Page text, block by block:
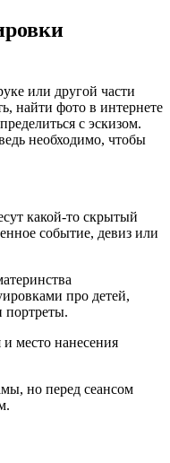
или другой части
найти фото в интернете
с эскизом.
необходимо, чтобы
какой-то скрытый
событие, девиз или
про детей,
портреты.
место нанесения
но перед сеансом